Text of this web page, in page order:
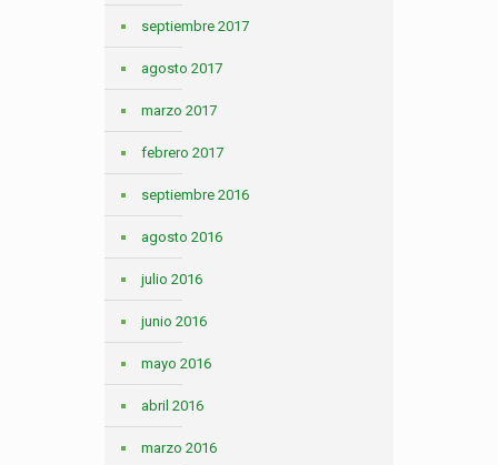
septiembre 2017
agosto 2017
marzo 2017
febrero 2017
septiembre 2016
agosto 2016
julio 2016
junio 2016
mayo 2016
abril 2016
marzo 2016